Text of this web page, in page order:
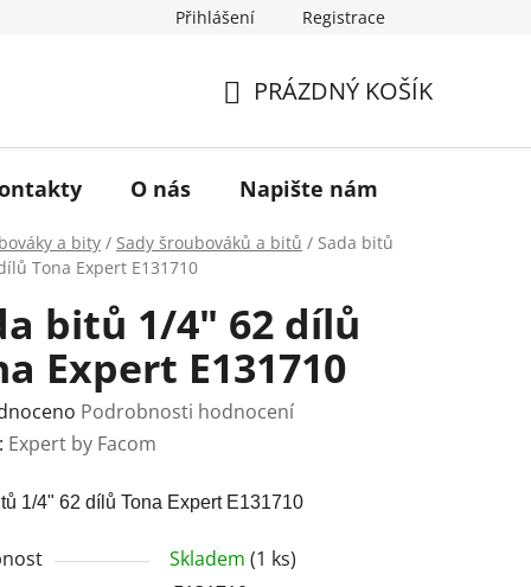
Historie značky TONA
Přihlášení Registrace
KOŠÍK
PRÁZDNÝ KOŠÍK
O nás Napište nám
a bity / Sady šroubováků a bitů / Sada bitů
Tona Expert E131710
bitů 1/4" 62 dílů
Expert E131710
Podrobnosti hodnocení
Expert by Facom
1/4" 62 dílů Tona Expert E131710
Skladem (1 ks)